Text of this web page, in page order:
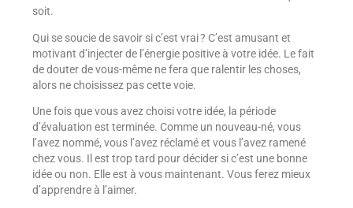
soit.
Qui se soucie de savoir si c’est vrai ? C’est amusant et
motivant d’injecter de l’énergie positive à votre idée. Le fait
de douter de vous-même ne fera que ralentir les choses,
alors ne choisissez pas cette voie.
Une fois que vous avez choisi votre idée, la période
d’évaluation est terminée. Comme un nouveau-né, vous
l’avez nommé, vous l’avez réclamé et vous l’avez ramené
chez vous. Il est trop tard pour décider si c’est une bonne
idée ou non. Elle est à vous maintenant. Vous ferez mieux
d’apprendre à l’aimer.